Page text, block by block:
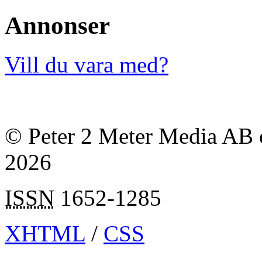
Annonser
Vill du vara med?
© Peter 2 Meter Media AB
2026
ISSN 1652-1285
XHTML / CSS